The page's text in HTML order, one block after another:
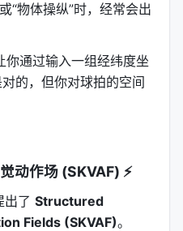
“物体操纵”时，经常会出
你通过输入一组经纬度坐
的，但你对球拍的空间
动作场 (SKVAF) ⚡
出了 Structured
Fields (SKVAF)。